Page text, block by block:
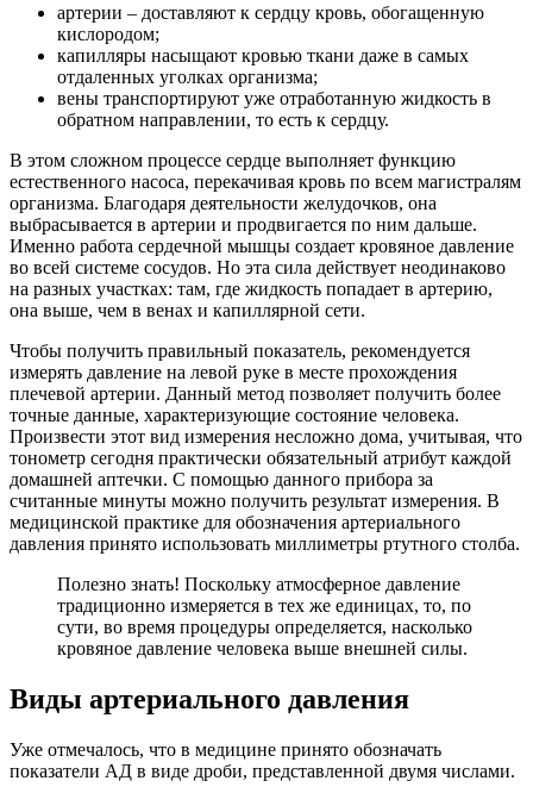
артерии – доставляют к сердцу кровь, обогащенную
кислородом;
капилляры насыщают кровью ткани даже в самых
отдаленных уголках организма;
вены транспортируют уже отработанную жидкость в
обратном направлении, то есть к сердцу.
В этом сложном процессе сердце выполняет функцию
естественного насоса, перекачивая кровь по всем магистралям
организма. Благодаря деятельности желудочков, она
выбрасывается в артерии и продвигается по ним дальше.
Именно работа сердечной мышцы создает кровяное давление
во всей системе сосудов. Но эта сила действует неодинаково
на разных участках: там, где жидкость попадает в артерию,
она выше, чем в венах и капиллярной сети.
Чтобы получить правильный показатель, рекомендуется
измерять давление на левой руке в месте прохождения
плечевой артерии. Данный метод позволяет получить более
точные данные, характеризующие состояние человека.
Произвести этот вид измерения несложно дома, учитывая, что
тонометр сегодня практически обязательный атрибут каждой
домашней аптечки. С помощью данного прибора за
считанные минуты можно получить результат измерения. В
медицинской практике для обозначения артериального
давления принято использовать миллиметры ртутного столба.
Полезно знать! Поскольку атмосферное давление
традиционно измеряется в тех же единицах, то, по
сути, во время процедуры определяется, насколько
кровяное давление человека выше внешней силы.
Виды артериального давления
Уже отмечалось, что в медицине принято обозначать
показатели АД в виде дроби, представленной двумя числами.